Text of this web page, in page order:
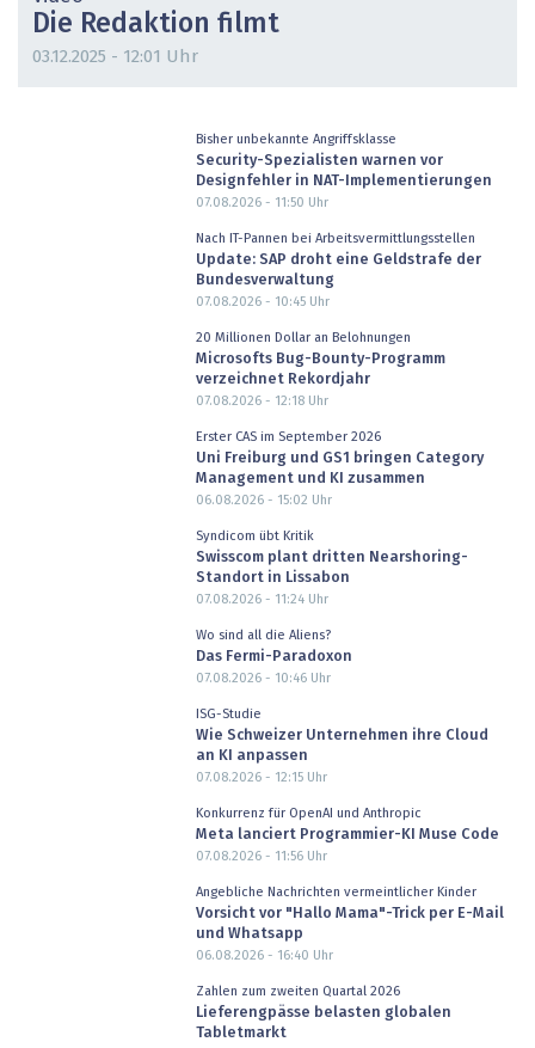
Die Redaktion filmt
03.12.2025 - 12:01 Uhr
Bisher unbekannte Angriffsklasse
Security-Spezialisten warnen vor
Designfehler in NAT-Implementierungen
07.08.2026 - 11:50 Uhr
Nach IT-Pannen bei Arbeitsvermittlungsstellen
Update: SAP droht eine Geldstrafe der
Bundesverwaltung
07.08.2026 - 10:45Uhr
20 Millionen Dollar an Belohnungen
Microsofts Bug-Bounty-Programm
verzeichnet Rekordjahr
07.08.2026 - 12:18Uhr
Erster CAS im September 2026
Uni Freiburg und GS1 bringen Category
Management und KI zusammen
06.08.2026 - 15:02 Uhr
Syndicom übt Kritik
Swisscom plant dritten Nearshoring-
Standort in Lissabon
07.08.2026 - 11:24Uhr
Wo sind all die Aliens?
Das Fermi-Paradoxon
07.08.2026 - 10:46Uhr
ISG-Studie
Wie Schweizer Unternehmen ihre Cloud
an KI anpassen
07.08.2026 - 12:15Uhr
Konkurrenz für OpenAI und Anthropic
Meta lanciert Programmier-KI Muse Code
07.08.2026 - 11:56Uhr
Angebliche Nachrichten vermeintlicher Kinder
Vorsicht vor "Hallo Mama"-Trick per E-Mail
und Whatsapp
06.08.2026 - 16:40 Uhr
Zahlen zum zweiten Quartal 2026
Lieferengpässe belasten globalen
Tabletmarkt